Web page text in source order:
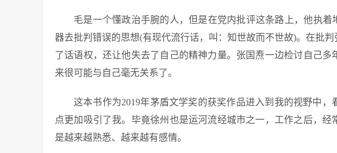
毛是一个懂政治手腕的人，但是在党内批评这条路上，他执
器去批判错误的思想(有现代流行话，叫：知世故而不世故)。在批
了话语权，还让他失去了自己的精神力量。张国焘一边检讨自己
来很可能与自己毫无关系了。
这本书作为2019年茅盾文学奖的获奖作品进入到我的视野中
点更加吸引了我。毕竟徐州也是运河流经城市之一，工作之后，
是越来越熟悉、越来越有感情。